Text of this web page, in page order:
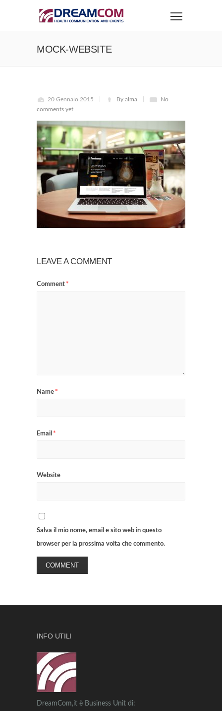
MOCK-WEBSITE
20 Gennaio 2015 By alma
No
comments yet
LEAVE A COMMENT
Comment*
Name*
Email *
Website
Salva il mio nome, email e sito web in questo
browser per la prossima volta che commento.
INFO UTILI
DreamCom,it è Business Unit di: